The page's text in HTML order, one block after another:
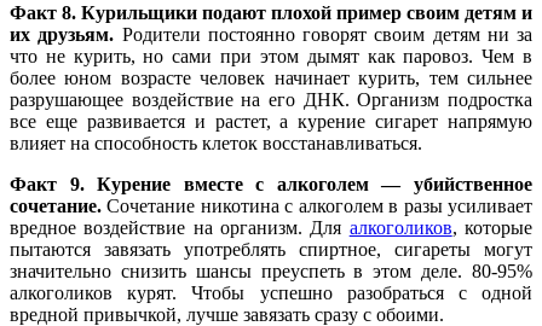
Факт 8. Курильщики подают плохой пример своим детям и
их друзьям. Родители постоянно говорят своим детям ни за
что не курить, но сами при этом дымят как паровоз. Чем в
более юном возрасте человек начинает курить, тем сильнее
разрушающее воздействие на его ДНК. Организм подростка
все еще развивается и растет, а курение сигарет напрямую
влияет на способность клеток восстанавливаться.
Факт 9. Курение вместе с алкоголем — убийственное
сочетание. Сочетание никотина с алкоголем в разы усиливает
вредное воздействие на организм. Для алкоголиков, которые
пытаются завязать употреблять спиртное, сигареты могут
значительно снизить шансы преуспеть в этом деле. 80-95%
алкоголиков курят. Чтобы успешно разобраться с одной
вредной привычкой, лучше завязать сразу с обоими.